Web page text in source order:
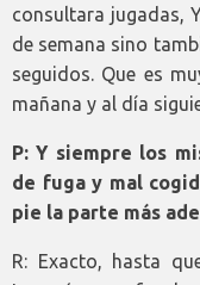
consultara jugadas,
de semana sino
seguidos. Que es
mañana y al día
P: Y siempre los
de fuga y mal
pie la parte más
R: Exacto, hasta